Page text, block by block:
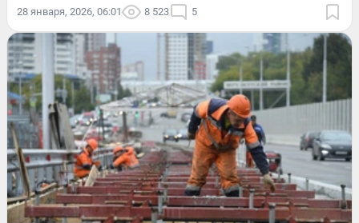
28 января, 2026, 06:01 8 523 5